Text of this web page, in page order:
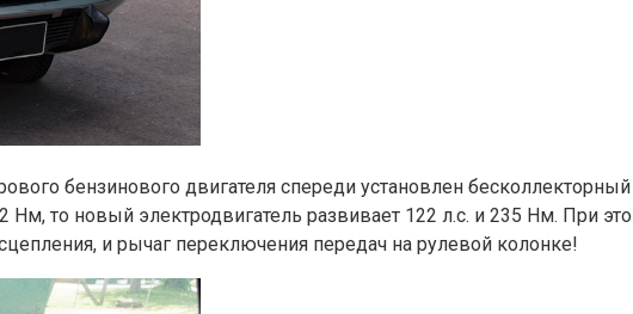
бензинового двигателя спереди установлен
Нм, то новый электродвигатель развивает 122 л.с. и 235 Нм. При
и рычаг переключения передач на рулевой колонке!